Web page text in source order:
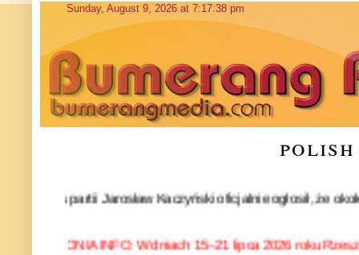
partii Jarosław Kaczyński oficjalnie ogłosił, że około
POLONIA INFO: W dniach 15–21 lipca 2026 roku